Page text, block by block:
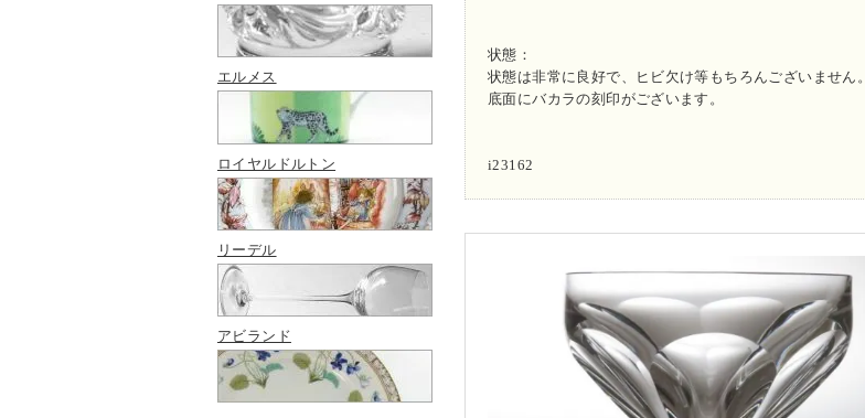
エルメス
ロイヤルドルトン
リーデル
アビランド
状態：
状態は非常に良好で、ヒビ欠け等もちろんございません。
底面にバカラの刻印がございます。
i23162